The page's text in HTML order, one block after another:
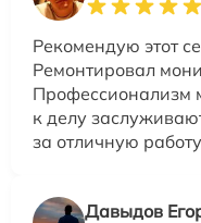
Рекомендую этот
Ремонтировал
Профессионализм
к делу
за отличную
Давыдов